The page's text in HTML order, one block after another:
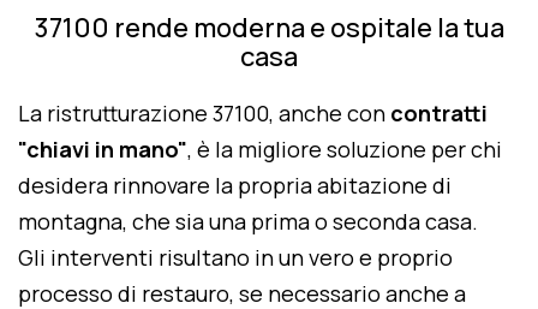
37100 rende moderna e ospitale la tua
casa
La ristrutturazione 37100, anche con contratti
"chiavi in mano", è la migliore soluzione per chi
desidera rinnovare la propria abitazione di
montagna, che sia una prima o seconda casa.
Gli interventi risultano in un vero e proprio
processo di restauro, se necessario anche a